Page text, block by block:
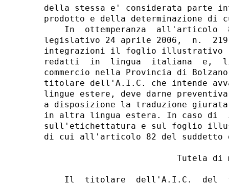
della stessa e' considerata parte
prodotto e della determinazione
In  ottemperanza  all'articolo
legislativo 24 aprile 2006,  n.
integrazioni il foglio illustrativo
redatti  in  lingua  italiana  e,
commercio nella Provincia di
titolare dell'A.I.C. che intende
lingue estere, deve darne
a disposizione la traduzione
in altra lingua estera. In caso di
sull'etichettatura e sul foglio
di cui all'articolo 82 del
Tutela
Il  titolare  dell'A.I.C.  del